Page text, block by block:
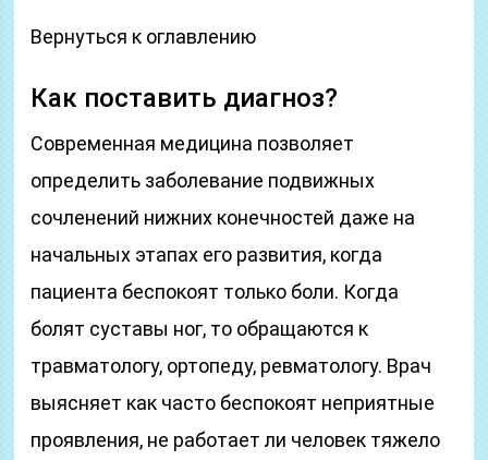
Вернуться к оглавлению
Как поставить диагноз?
Современная медицина позволяет
определить заболевание подвижных
сочленений нижних конечностей даже на
начальных этапах его развития, когда
пациента беспокоят только боли. Когда
болят суставы ног, то обращаются к
травматологу, ортопеду, ревматологу. Врач
выясняет как часто беспокоят неприятные
проявления, не работает ли человек тяжело